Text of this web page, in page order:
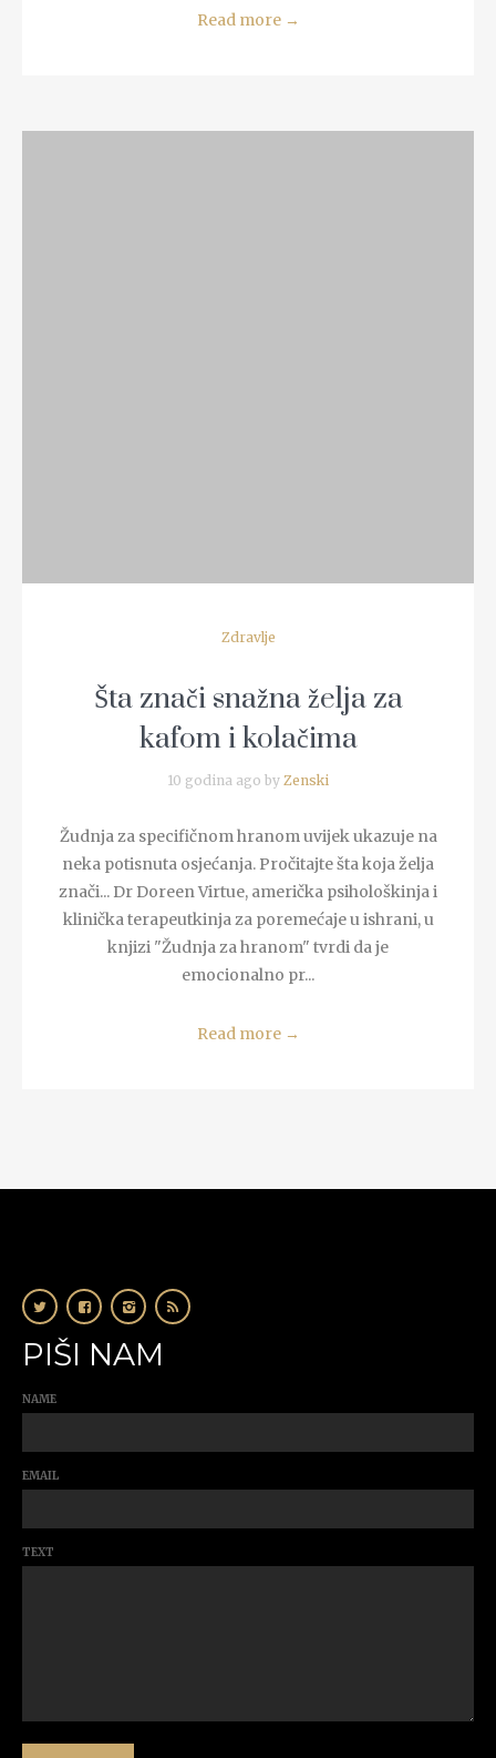
Read more →
Zdravlje
Šta znači snažna želja za
kafom i kolačima
10 godina ago by Zenski
Žudnja za specifičnom hranom uvijek ukazuje na
neka potisnuta osjećanja. Pročitajte šta koja želja
znači... Dr Doreen Virtue, američka psihološkinja i
klinička terapeutkinja za poremećaje u ishrani, u
knjizi "Žudnja za hranom" tvrdi da je
emocionalno pr...
Read more →
PIŠI NAM
NAME
EMAIL
TEXT